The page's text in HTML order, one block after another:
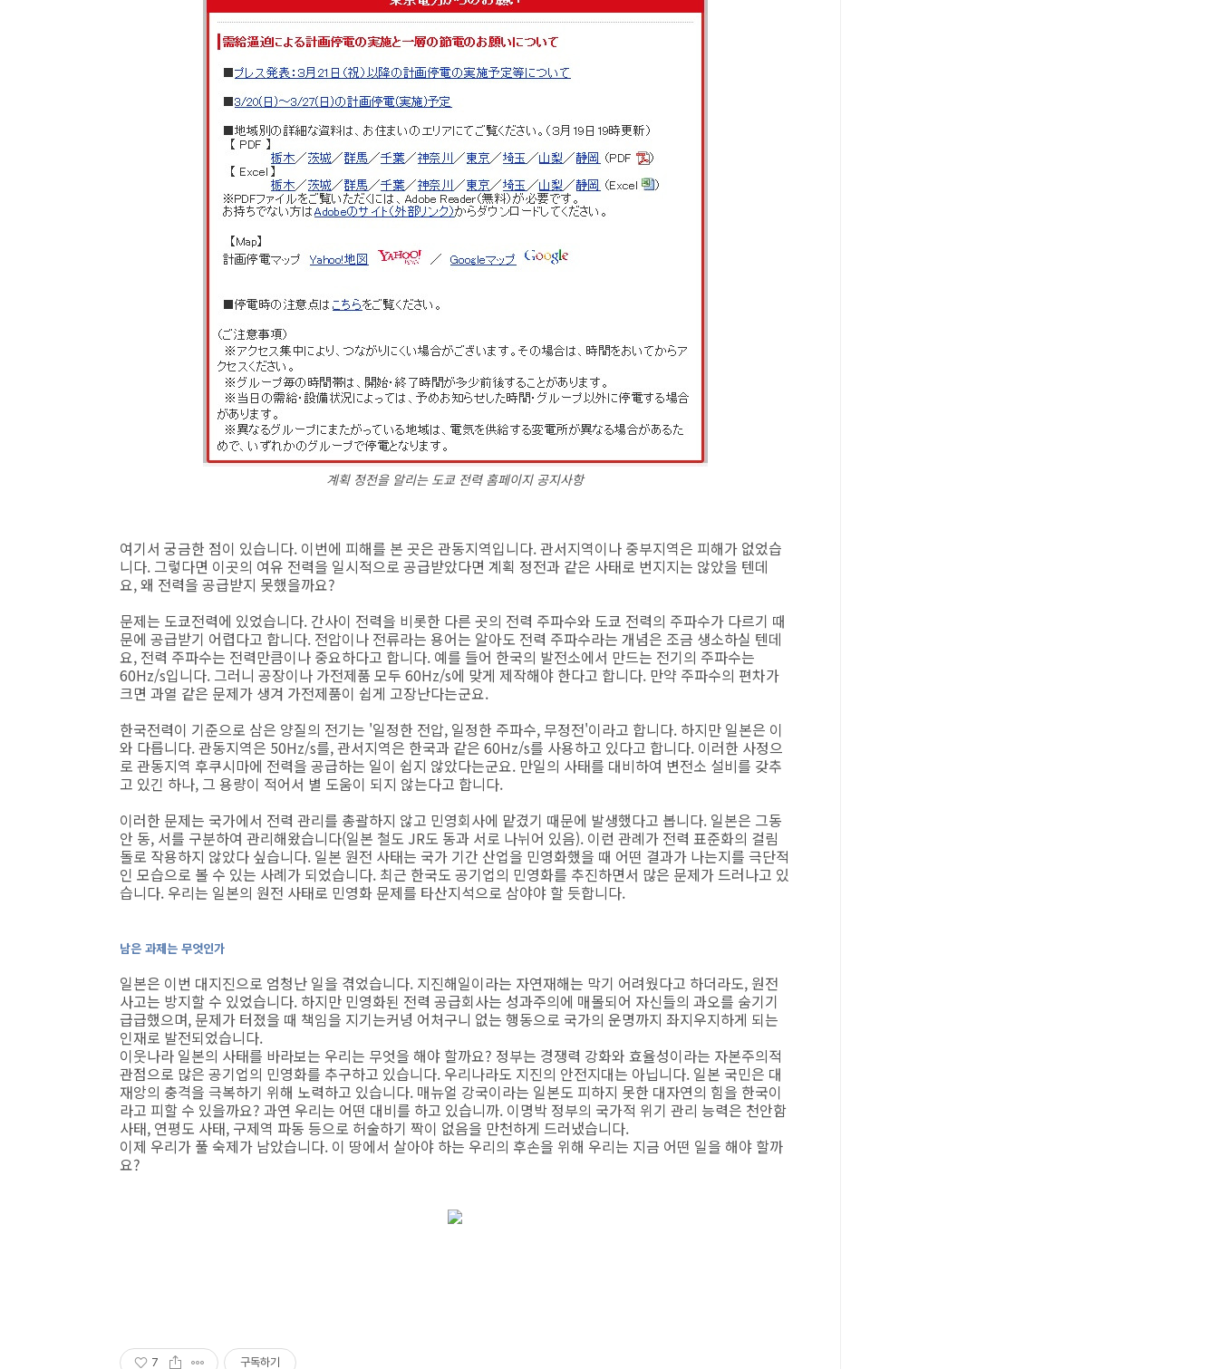
계획 정전을 알리는 도쿄 전력 홈페이지 공지사항
여기서 궁금한 점이 있습니다. 이번에 피해를 본 곳은 관동지역입니다. 관서지역이나 중부지역은 피해가 없었습
니다. 그렇다면 이곳의 여유 전력을 일시적으로 공급받았다면 계획 정전과 같은 사태로 번지지는 않았을 텐데
요, 왜 전력을 공급받지 못했을까요?
문제는 도쿄전력에 있었습니다. 간사이 전력을 비롯한 다른 곳의 전력 주파수와 도쿄 전력의 주파수가 다르기 때
문에 공급받기 어렵다고 합니다. 전압이나 전류라는 용어는 알아도 전력 주파수라는 개념은 조금 생소하실 텐데
요, 전력 주파수는 전력만큼이나 중요하다고 합니다. 예를 들어 한국의 발전소에서 만드는 전기의 주파수는
60Hz/s입니다. 그러니 공장이나 가전제품 모두 60Hz/s에 맞게 제작해야 한다고 합니다. 만약 주파수의 편차가
크면 과열 같은 문제가 생겨 가전제품이 쉽게 고장난다는군요.
한국전력이 기준으로 삼은 양질의 전기는 '일정한 전압, 일정한 주파수, 무정전'이라고 합니다. 하지만 일본은 이
와 다릅니다. 관동지역은 50Hz/s를, 관서지역은 한국과 같은 60Hz/s를 사용하고 있다고 합니다. 이러한 사정으
로 관동지역 후쿠시마에 전력을 공급하는 일이 쉽지 않았다는군요. 만일의 사태를 대비하여 변전소 설비를 갖추
고 있긴 하나, 그 용량이 적어서 별 도움이 되지 않는다고 합니다.
이러한 문제는 국가에서 전력 관리를 총괄하지 않고 민영회사에 맡겼기 때문에 발생했다고 봅니다. 일본은 그동
안 동, 서를 구분하여 관리해왔습니다(일본 철도 JR도 동과 서로 나뉘어 있음). 이런 관례가 전력 표준화의 걸림
돌로 작용하지 않았다 싶습니다. 일본 원전 사태는 국가 기간 산업을 민영화했을 때 어떤 결과가 나는지를 극단적
인 모습으로 볼 수 있는 사례가 되었습니다. 최근 한국도 공기업의 민영화를 추진하면서 많은 문제가 드러나고 있
습니다. 우리는 일본의 원전 사태로 민영화 문제를 타산지석으로 삼야야 할 듯합니다.
남은 과제는 무엇인가
일본은 이번 대지진으로 엄청난 일을 겪었습니다. 지진해일이라는 자연재해는 막기 어려웠다고 하더라도, 원전
사고는 방지할 수 있었습니다. 하지만 민영화된 전력 공급회사는 성과주의에 매몰되어 자신들의 과오를 숨기기
급급했으며, 문제가 터졌을 때 책임을 지기는커녕 어처구니 없는 행동으로 국가의 운명까지 좌지우지하게 되는
인재로 발전되었습니다.
이웃나라 일본의 사태를 바라보는 우리는 무엇을 해야 할까요? 정부는 경쟁력 강화와 효율성이라는 자본주의적
관점으로 많은 공기업의 민영화를 추구하고 있습니다. 우리나라도 지진의 안전지대는 아닙니다. 일본 국민은 대
재앙의 충격을 극복하기 위해 노력하고 있습니다. 매뉴얼 강국이라는 일본도 피하지 못한 대자연의 힘을 한국이
라고 피할 수 있을까요? 과연 우리는 어떤 대비를 하고 있습니까. 이명박 정부의 국가적 위기 관리 능력은 천안함
사태, 연평도 사태, 구제역 파동 등으로 허술하기 짝이 없음을 만천하게 드러냈습니다.
이제 우리가 풀 숙제가 남았습니다. 이 땅에서 살아야 하는 우리의 후손을 위해 우리는 지금 어떤 일을 해야 할까
요?
7 구독하기